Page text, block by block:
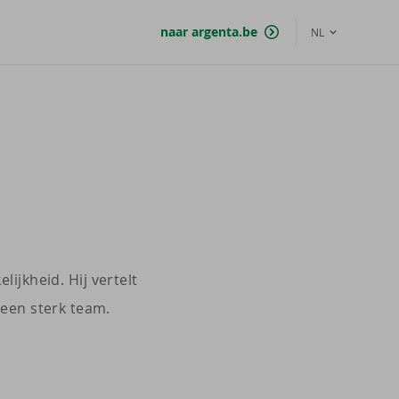
naar argenta.be NL
Hij vertelt
sterk team.